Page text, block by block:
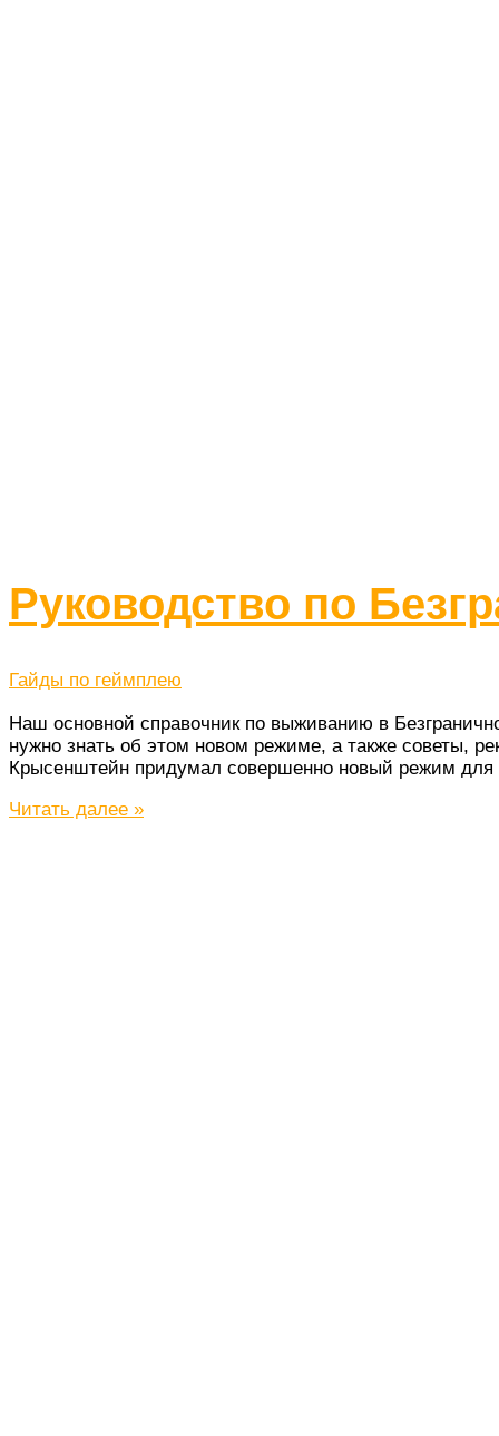
Руководство по
Гайды по геймплею
Наш основной справочник по выживанию в
нужно знать об этом новом режиме, а также советы,
Крысенштейн придумал совершенно новый режим
Руководство
Читать далее »